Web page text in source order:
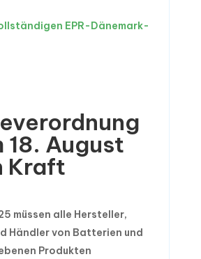
EPR-Dänemark-
August
Kraft
müssen alle Hersteller,
Händler von Batterien und
Produkten